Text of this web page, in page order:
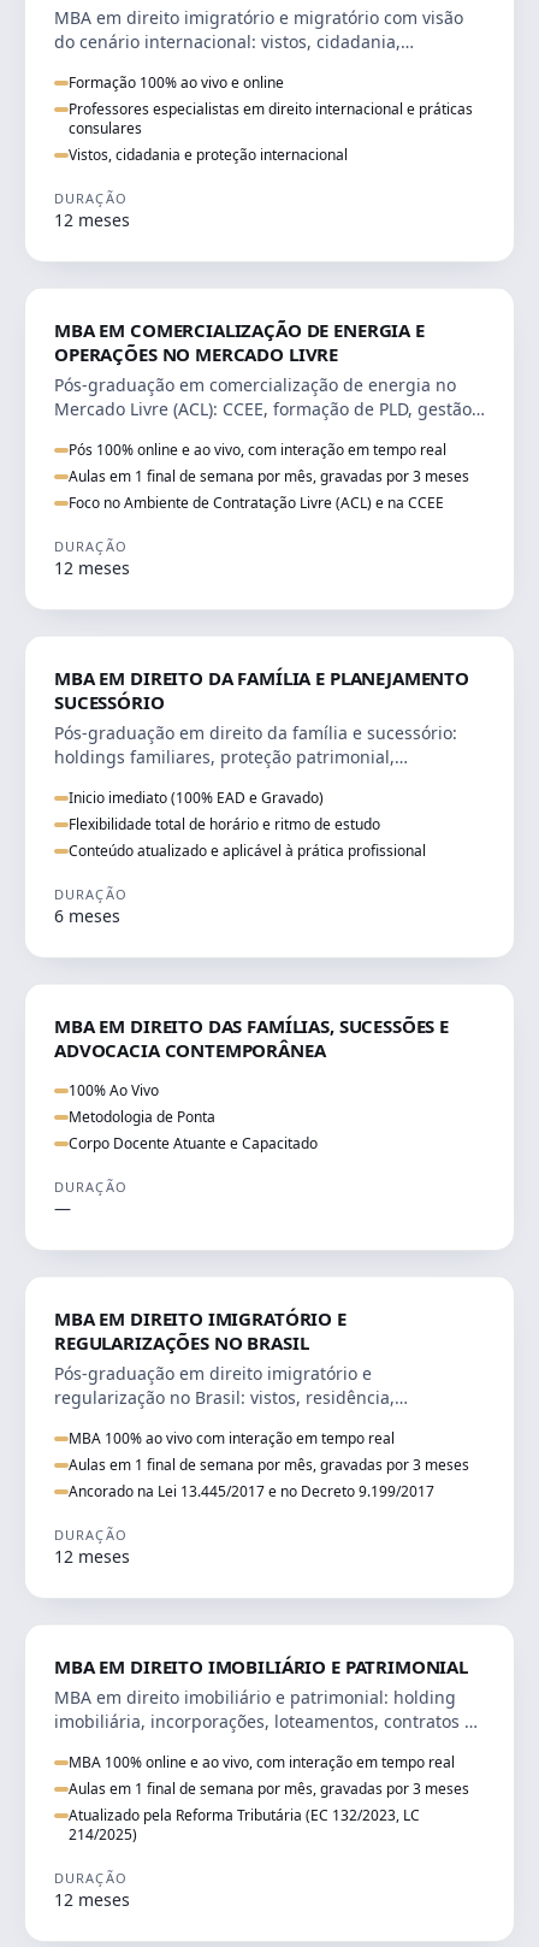
MBA em direito imigratório e migratório com visão
do cenário internacional: vistos, cidadania,
Formação 100% ao vivo e online
Professores especialistas em direito internacional e práticas
consulares
Vistos, cidadania e proteção internacional
DURAÇÃO
12 meses
MBA EM COMERCIALIZAÇÃO DE ENERGIA E
OPERAÇÕES NO MERCADO LIVRE
Pós-graduação em comercialização de energia no
Mercado Livre (ACL): CCEE, formação de PLD, gestão
Pós 100% online e ao vivo, com interação em tempo real
Aulas em 1 final de semana por mês, gravadas por 3 meses
Foco no Ambiente de Contratação Livre (ACL) e na CCEE
DURAÇÃO
12 meses
MBA EM DIREITO DA FAMÍLIA E PLANEJAMENTO
SUCESSÓRIO
Pós-graduação em direito da família e sucessório:
holdings familiares, proteção patrimonial,
Inicio imediato (100% EAD e Gravado)
Flexibilidade total de horário e ritmo de estudo
Conteúdo atualizado e aplicável à prática profissional
DURAÇÃO
6 meses
MBA EM DIREITO DAS FAMÍLIAS, SUCESSÕES E
ADVOCACIA CONTEMPORÂNEA
100% Ao Vivo
Metodologia de Ponta
Corpo Docente Atuante e Capacitado
DURAÇÃO
—
MBA EM DIREITO IMIGRATÓRIO E
REGULARIZAÇÕES NO BRASIL
Pós-graduação em direito imigratório e
regularização no Brasil: vistos, residência,
MBA 100% ao vivo com interação em tempo real
Aulas em 1 final de semana por mês, gravadas por 3 meses
Ancorado na Lei 13.445/2017 e no Decreto 9.199/2017
DURAÇÃO
12 meses
MBA EM DIREITO IMOBILIÁRIO E PATRIMONIAL
MBA em direito imobiliário e patrimonial: holding
imobiliária, incorporações, loteamentos, contratos e
MBA 100% online e ao vivo, com interação em tempo real
Aulas em 1 final de semana por mês, gravadas por 3 meses
Atualizado pela Reforma Tributária (EC 132/2023, LC
214/2025)
DURAÇÃO
12 meses